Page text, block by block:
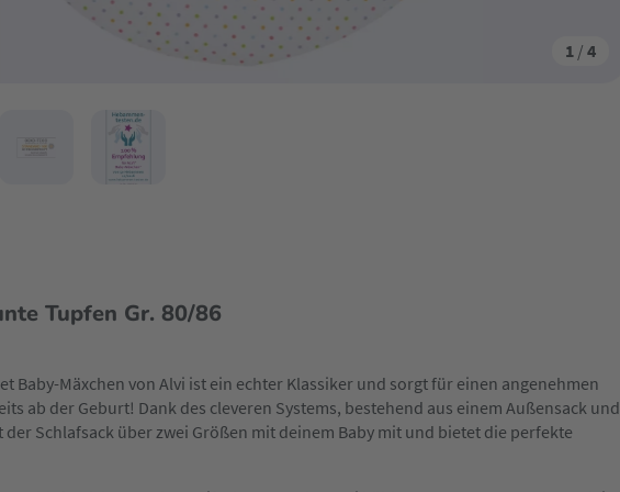
1 /4
Tupfen Gr. 80/86
Baby-Mäxchen von Alvi ist ein echter Klassiker und sorgt für einen angenehmen
ab der Geburt! Dank des cleveren Systems, bestehend aus einem Außensack und
der Schlafsack über zwei Größen mit deinem Baby mit und bietet die perfekte